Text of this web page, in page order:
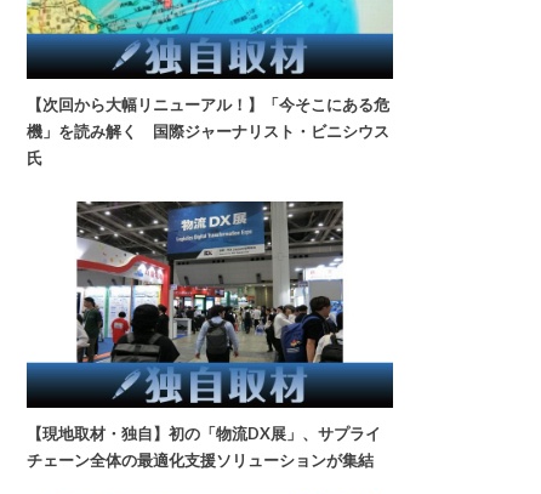
【次回から大幅リニューアル！】「今そこにある危
機」を読み解く 国際ジャーナリスト・ビニシウス
氏
【現地取材・独自】初の「物流DX展」、サプライ
チェーン全体の最適化支援ソリューションが集結